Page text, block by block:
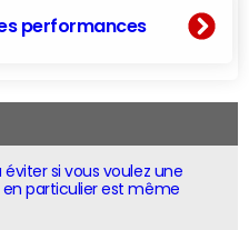
performances
si vous voulez une
particulier est même